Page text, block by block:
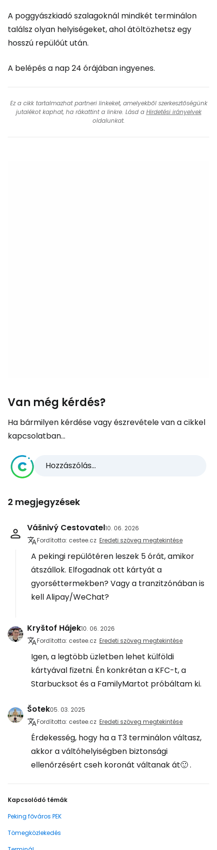
A poggyászkiadó szalagoknál mindkét terminálon
találsz olyan helyiségeket, ahol átöltözhetsz egy
hosszú repülőút után.
A belépés a nap 24 órájában ingyenes.
Ez a cikk tartalmazhat partneri linkeket, amelyekből szerkesztőségünk
jutalékot kaphat, ha rákattint a linkre. Lásd a Hirdetési irányelvek
oldalunkat.
Van még kérdés?
Ha bármilyen kérdése vagy észrevétele van a cikkel
kapcsolatban...
Hozzászólás...
2 megjegyzések
Vášnivý Cestovatel10. 06. 2026
Fordította: cestee.cz Eredeti szöveg megtekintése
A pekingi repülőtéren leszek 5 órát, amikor
átszállok. Elfogadnak ott kártyát a
gyorséttermekben? Vagy a tranzitzónában is
kell Alipay/WeChat?
Kryštof Hájek10. 06. 2026
Fordította: cestee.cz Eredeti szöveg megtekintése
Igen, a legtöbb üzletben lehet külföldi
kártyával fizetni. Én konkrétan a KFC-t, a
Starbucksot és a FamilyMartot próbáltam ki.
Šotek05. 03. 2025
Fordította: cestee.cz Eredeti szöveg megtekintése
Érdekesség, hogy ha a T3 terminálon váltasz,
akkor a váltóhelyiségben biztonsági
ellenőrzésért cseh koronát váltanak át🙂 .
Kapcsolódó témák
Peking főváros PEK
Tömegközlekedés